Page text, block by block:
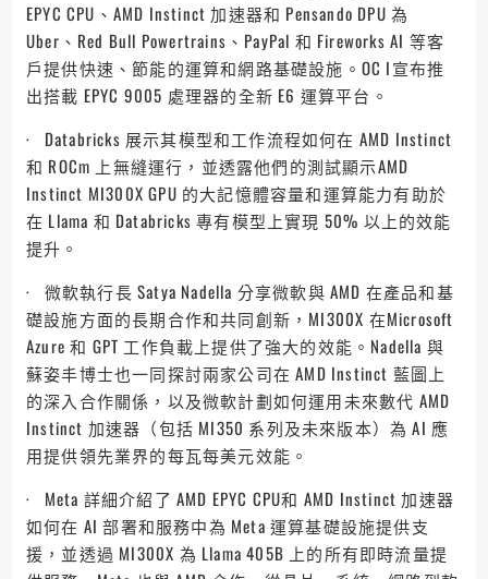
EPYC CPU、AMD Instinct 加速器和 Pensando DPU 為
Uber、Red Bull Powertrains、PayPal 和 Fireworks AI 等客
戶提供快速、節能的運算和網路基礎設施。OC I宣布推
出搭載 EPYC 9005 處理器的全新 E6 運算平台。
· Databricks 展示其模型和工作流程如何在 AMD Instinct
和 ROCm 上無縫運行，並透露他們的測試顯示AMD
Instinct MI300X GPU 的大記憶體容量和運算能力有助於
在 Llama 和 Databricks 專有模型上實現 50% 以上的效能
提升。
· 微軟執行長 Satya Nadella 分享微軟與 AMD 在產品和基
礎設施方面的長期合作和共同創新，MI300X 在Microsoft
Azure 和 GPT 工作負載上提供了強大的效能。Nadella 與
蘇姿丰博士也一同探討兩家公司在 AMD Instinct 藍圖上
的深入合作關係，以及微軟計劃如何運用未來數代 AMD
Instinct 加速器（包括 MI350 系列及未來版本）為 AI 應
用提供領先業界的每瓦每美元效能。
· Meta 詳細介紹了 AMD EPYC CPU和 AMD Instinct 加速器
如何在 AI 部署和服務中為 Meta 運算基礎設施提供支
援，並透過 MI300X 為 Llama 405B 上的所有即時流量提